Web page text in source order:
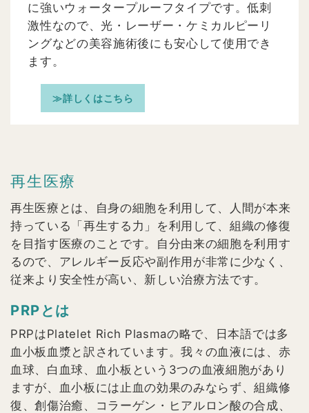
に強いウォータープルーフタイプです。低刺
激性なので、光・レーザー・ケミカルピーリ
ングなどの美容施術後にも安心して使用でき
ます。
≫詳しくはこちら
再生医療
再生医療とは、自身の細胞を利用して、人間が本来
持っている「再生する力」を利用して、組織の修復
を目指す医療のことです。自分由来の細胞を利用す
るので、アレルギー反応や副作用が非常に少なく、
従来より安全性が高い、新しい治療方法です。
PRPとは
PRPはPlatelet Rich Plasmaの略で、日本語では多
血小板血漿と訳されています。我々の血液には、赤
血球、白血球、血小板という3つの血液細胞があり
ますが、血小板には止血の効果のみならず、組織修
復、創傷治癒、コラーゲン・ヒアルロン酸の合成、